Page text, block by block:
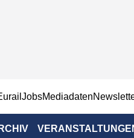
Mediadaten